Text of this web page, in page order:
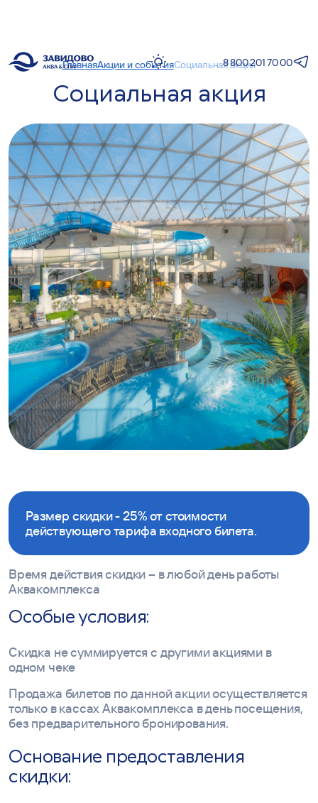
+30°С
Температура
+29°С Температура
8 800 201 70 00
ГлавнаяАкции и событияСоциальная акция
Социальная акция
Размер скидки - 25% от стоимости
действующего тарифа входного билета.
Время действия скидки – в любой день работы
Аквакомплекса
Особые условия:
Скидка не суммируется с другими акциями в
одном чеке
Продажа билетов по данной акции осуществляется
только в кассах Аквакомплекса в день посещения,
без предварительного бронирования.
Основание предоставления
скидки: